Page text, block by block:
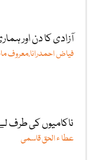
آزادی کا دن اور
فیاض احمدرانا،معروف
ناکامیوں کی طرف
عطا ء الحق قاسمی